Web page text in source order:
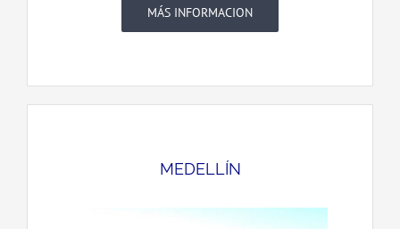
MÁS INFORMACION
MEDELLÍN